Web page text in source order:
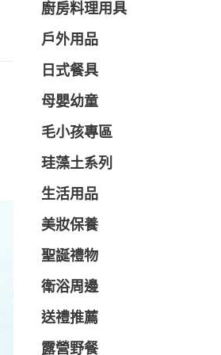
廚房料理用具
戶外用品
日式餐具
母嬰幼童
毛小孩專區
珪藻土系列
生活用品
美妝保養
聖誕禮物
衛浴周邊
送禮推薦
露營野餐